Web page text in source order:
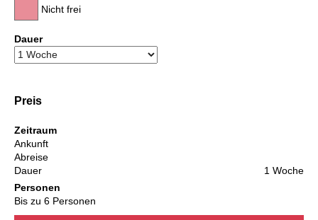
Nicht frei
Dauer
Preis
Zeitraum
Ankunft
Abreise
Dauer
1 Woche
Personen
Bis zu 6 Personen